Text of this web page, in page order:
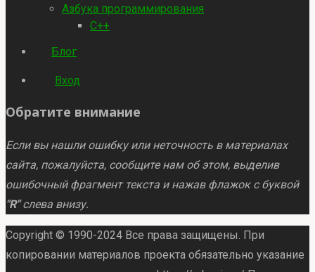
Азбука программирования
C++
Блог
Вход
Обратите внимание
Если вы нашли ошибку или неточность в материалах
сайта, пожалуйста, сообщите нам об этом, выделив
ошибочный фрагмент текста и нажав флажок с буквой
"R"слева внизу.
Copyright © 1990-2024 Все права защищены. При
копировании материалов проекта обязательно указание